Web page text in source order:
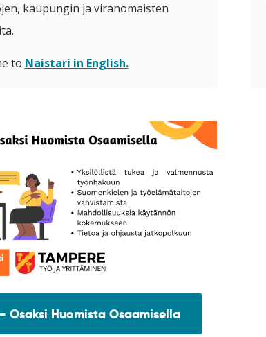
kaupungin ja viranomaisten
to Naistari in English.
Osaksi Huomista Osaamisella